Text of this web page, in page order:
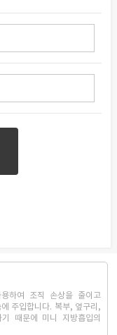
하여 조직 손상을 줄이고
주입합니다. 복부, 옆구리,
때문에 미니 지방흡입의